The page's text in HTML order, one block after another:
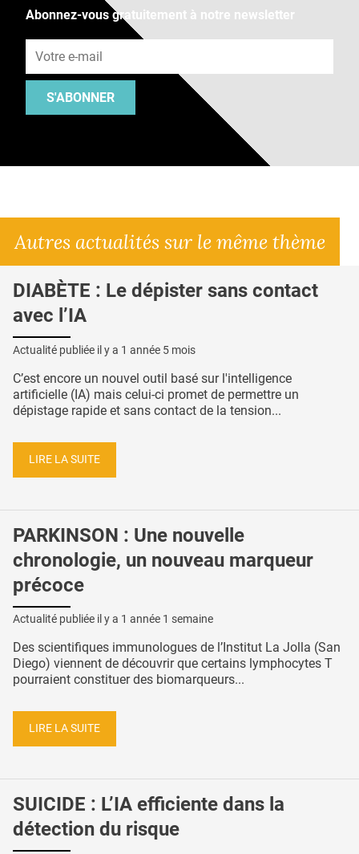
Abonnez-vous gratuitement à notre newsletter
S'ABONNER
Autres actualités sur le même thème
DIABÈTE : Le dépister sans contact
avec l’IA
Actualité publiée il y a 1 année 5 mois
C’est encore un nouvel outil basé sur l'intelligence
artificielle (IA) mais celui-ci promet de permettre un
dépistage rapide et sans contact de la tension...
LIRE LA SUITE
PARKINSON : Une nouvelle
chronologie, un nouveau marqueur
précoce
Actualité publiée il y a 1 année 1 semaine
Des scientifiques immunologues de l’Institut La Jolla (San
Diego) viennent de découvrir que certains lymphocytes T
pourraient constituer des biomarqueurs...
LIRE LA SUITE
SUICIDE : L’IA efficiente dans la
détection du risque